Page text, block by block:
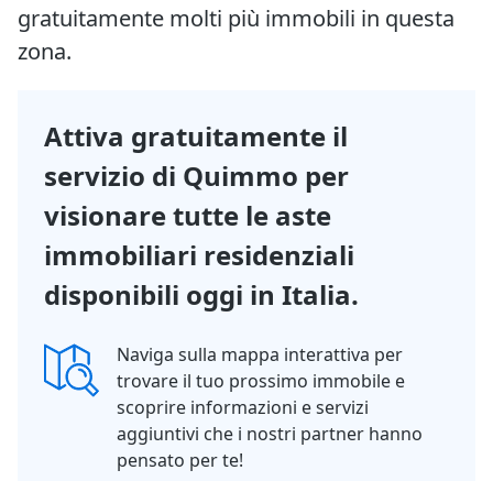
gratuitamente molti più immobili in questa
zona.
Attiva gratuitamente il
servizio di Quimmo per
visionare tutte le aste
immobiliari residenziali
disponibili oggi in Italia.
Naviga sulla mappa interattiva per
trovare il tuo prossimo immobile e
scoprire informazioni e servizi
aggiuntivi che i nostri partner hanno
pensato per te!